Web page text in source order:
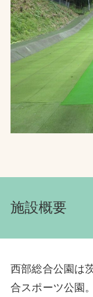
お取引先の皆
プライバシーポリ
ソーシャルメディ
InstagramFacebookYouTube
施設概要
西部総合公園は
合スポーツ公園